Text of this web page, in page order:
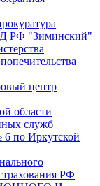
РФ "Зиминский"
центр
области
служб
по Иркутской
РФ